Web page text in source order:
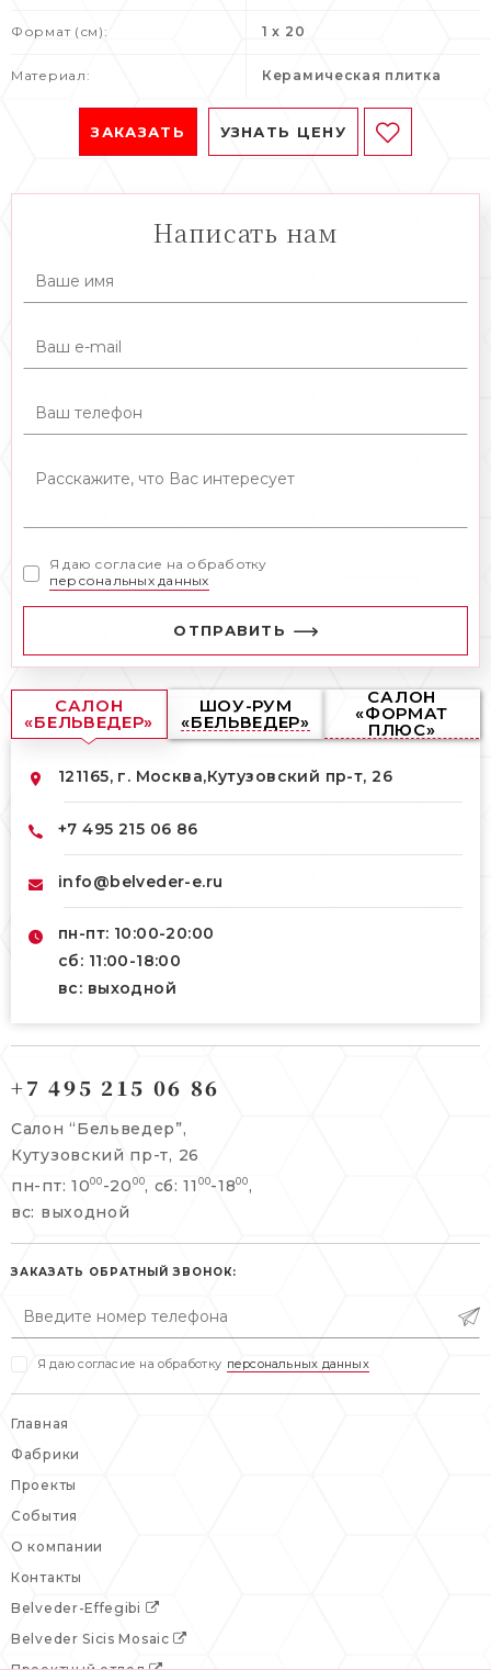
Формат (см): 1 x 20
Материал: Керамическая плитка
ЗАКАЗАТЬ УЗНАТЬ ЦЕНУ
Написать нам
Я даю согласие на обработку
персональных данных
ОТПРАВИТЬ
САЛОН
«БЕЛЬВЕДЕР»
ШОУ-РУМ
«БЕЛЬВЕДЕР»
САЛОН
«ФОРМАТ
ПЛЮС»
121165, г. Москва,Кутузовский пр-т, 26
+7 495 215 06 86
info@belveder-e.ru
пн-пт: 10:00-20:00
сб: 11:00-18:00
вс: выходной
info@belveder-e.ru
пн-пт: 10:00-20:00
сб, вс: выходной
Берсеневский переулок, 3/10с7
+7 495 477 45 43
info@belveder-e.ru
пн-пт: 10:00-19:00
сб: выходной
+7 495 215 06 86
Салон “Бельведер”,
Кутузовский пр-т, 26
пн-пт: 1000 -20 00, сб: 11 00-1800 ,
вс: выходной
ЗАКАЗАТЬ ОБРАТНЫЙ ЗВОНОК:
Я даю согласие на обработку персональных данных
Главная
Фабрики
Проекты
События
О компании
Контакты
Belveder-Effegibi
Belveder Sicis Mosaic